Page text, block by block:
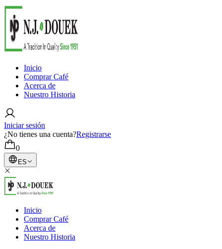
Inicio
Comprar Café
Acerca de
Nuestro Historia
Iniciar sesión
¿No tienes una cuenta?Registrarse
0
ES
Inicio
Comprar Café
Acerca de
Nuestro Historia